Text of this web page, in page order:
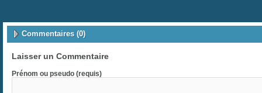
Commentaires (0)
Laisser un Commentaire
Prénom ou pseudo (requis)